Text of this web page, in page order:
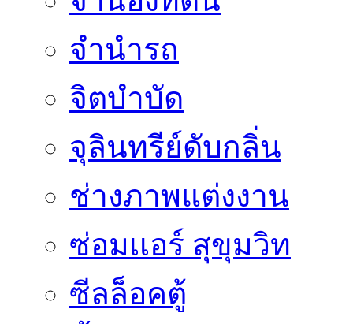
จำนำรถ
จิตบำบัด
จุลินทรีย์ดับกลิ่น
ช่างภาพแต่งงาน
ซ่อมเเอร์ สุขุมวิท
ซีลล็อคตู้